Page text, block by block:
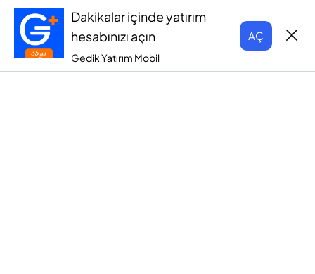
Dakikalar içinde yatırım
hesabınızı açın
Gedik Yatırım Mobil
AÇ